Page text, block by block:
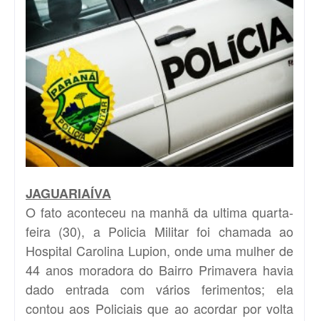
JAGUARIAÍVA
O fato aconteceu na manhã da ultima quarta-
feira (30), a Policia Militar foi chamada ao
Hospital Carolina Lupion, onde uma mulher de
44 anos moradora do Bairro Primavera havia
dado entrada com vários ferimentos; ela
contou aos Policiais que ao acordar por volta